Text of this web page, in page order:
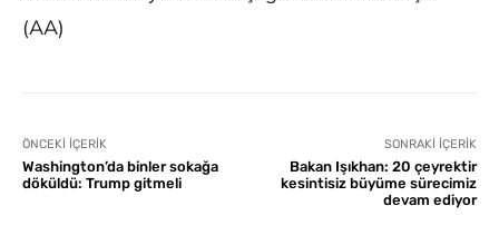
(AA)
ÖNCEKI İÇERIK
Washington’da binler sokağa
döküldü: Trump gitmeli
SONRAKI İÇERIK
Bakan Işıkhan: 20 çeyrektir
kesintisiz büyüme sürecimiz
devam ediyor